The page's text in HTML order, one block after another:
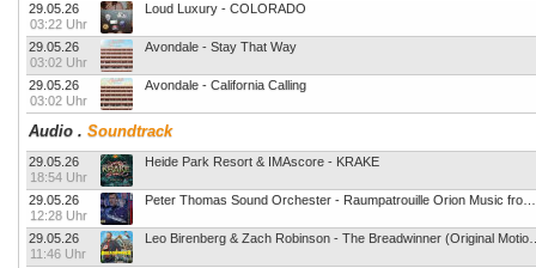
29.05.26
03:22 Uhr
Loud Luxury - COLORADO
29.05.26
03:02 Uhr
Avondale - Stay That Way
29.05.26
03:02 Uhr
Avondale - California Calling
Audio . Soundtrack
29.05.26
18:54 Uhr
Heide Park Resort & IMAscore - KRAKE
29.05.26
12:28 Uhr
29.05.26
11:46 Uhr